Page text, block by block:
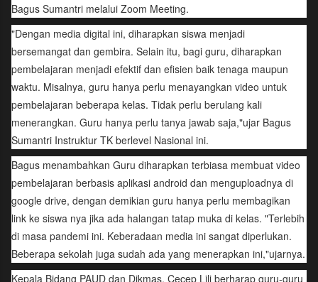
Bagus Sumantri melalui Zoom Meeting.
"Dengan media digital ini, diharapkan siswa menjadi
bersemangat dan gembira. Selain itu, bagi guru, diharapkan
pembelajaran menjadi efektif dan efisien baik tenaga maupun
waktu. Misalnya, guru hanya perlu menayangkan video untuk
pembelajaran beberapa kelas. Tidak perlu berulang kali
menerangkan. Guru hanya perlu tanya jawab saja,"ujar Bagus
Sumantri Instruktur TK berlevel Nasional ini.
Bagus menambahkan Guru diharapkan terbiasa membuat video
pembelajaran berbasis aplikasi android dan menguploadnya di
google drive, dengan demikian guru hanya perlu membagikan
link ke siswa nya jika ada halangan tatap muka di kelas. "Terlebih
di masa pandemi ini. Keberadaan media ini sangat diperlukan.
Beberapa sekolah juga sudah ada yang menerapkan ini,"ujarnya.
Kepala Bidang PAUD dan Dikmas, Cecep Lili berharap guru-guru